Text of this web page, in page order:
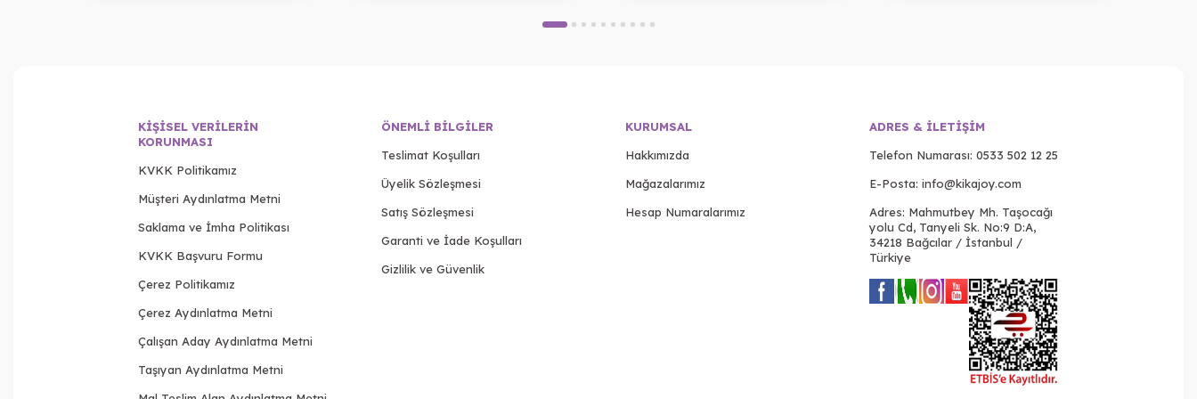
KIŞISEL VERILERIN
KORUNMASI
KVKK Politikamız
Müşteri Aydınlatma Metni
Saklama ve İmha Politikası
KVKK Başvuru Formu
Çerez Politikamız
Çerez Aydınlatma Metni
Çalışan Aday Aydınlatma Metni
Taşıyan Aydınlatma Metni
ÖNEMLI BILGILER
Teslimat Koşulları
Üyelik Sözleşmesi
Satış Sözleşmesi
Garanti ve İade Koşulları
Gizlilik ve Güvenlik
KURUMSAL
Hakkımızda
Mağazalarımız
Hesap Numaralarımız
ADRES & İLETIŞIM
Telefon Numarası: 0533 502 12 25
E-Posta: info@kikajoy.com
Adres: Mahmutbey Mh. Taşocağı
yolu Cd, Tanyeli Sk. No:9 D:A,
34218 Bağcılar / İstanbul /
Türkiye